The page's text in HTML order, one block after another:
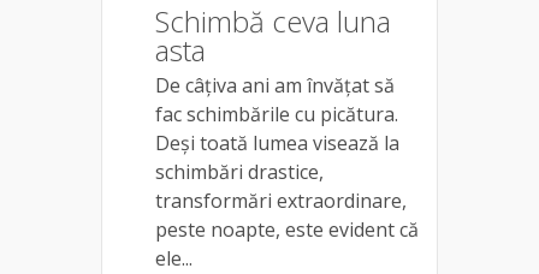
Schimbă ceva luna
asta
De câțiva ani am învățat să
fac schimbările cu picătura.
Deși toată lumea visează la
schimbări drastice,
transformări extraordinare,
peste noapte, este evident că
ele...